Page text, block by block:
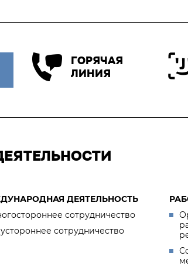
ГОРЯЧАЯ
ЛИНИЯ
ДЕЯТЕЛЬНОСТЬ
сотрудничество
сотрудничество